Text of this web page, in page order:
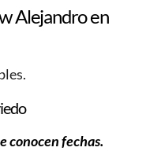
Alejandro en
conocen fechas.